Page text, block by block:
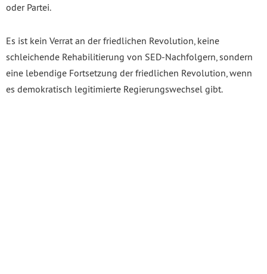
oder Partei.
Es ist kein Verrat an der friedlichen Revolution, keine
schleichende Rehabilitierung von SED-Nachfolgern, sondern
eine lebendige Fortsetzung der friedlichen Revolution, wenn
es demokratisch legitimierte Regierungswechsel gibt.